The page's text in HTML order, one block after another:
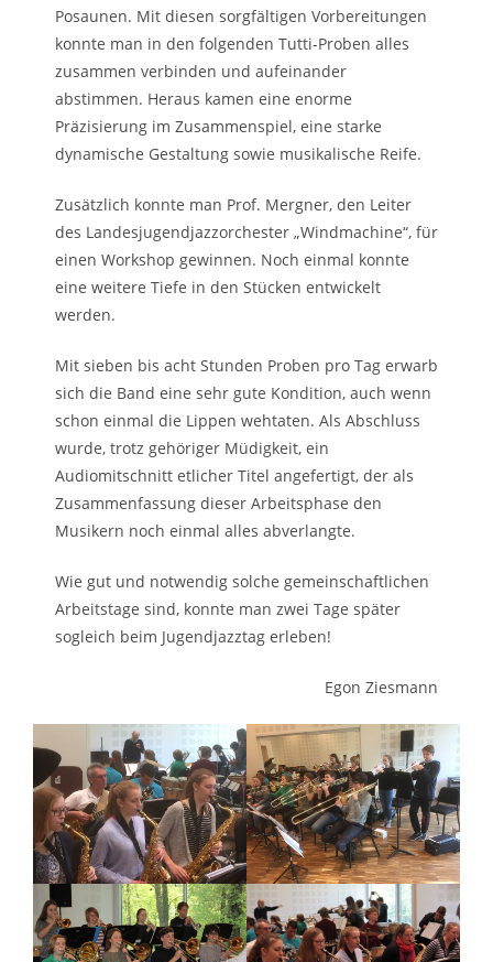
Posaunen. Mit diesen sorgfältigen Vorbereitungen
konnte man in den folgenden Tutti-Proben alles
zusammen verbinden und aufeinander
abstimmen. Heraus kamen eine enorme
Präzisierung im Zusammenspiel, eine starke
dynamische Gestaltung sowie musikalische Reife.
Zusätzlich konnte man Prof. Mergner, den Leiter
des Landesjugendjazzorchester „Windmachine“, für
einen Workshop gewinnen. Noch einmal konnte
eine weitere Tiefe in den Stücken entwickelt
werden.
Mit sieben bis acht Stunden Proben pro Tag erwarb
sich die Band eine sehr gute Kondition, auch wenn
schon einmal die Lippen wehtaten. Als Abschluss
wurde, trotz gehöriger Müdigkeit, ein
Audiomitschnitt etlicher Titel angefertigt, der als
Zusammenfassung dieser Arbeitsphase den
Musikern noch einmal alles abverlangte.
Wie gut und notwendig solche gemeinschaftlichen
Arbeitstage sind, konnte man zwei Tage später
sogleich beim Jugendjazztag erleben!
Egon Ziesmann